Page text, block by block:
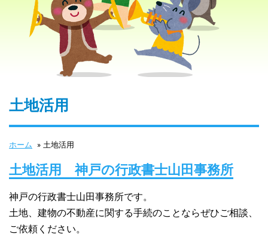
土地活用
ホーム » 土地活用
土地活用 神戸の行政書士山田事務所
神戸の行政書士山田事務所です。
土地、建物の不動産に関する手続のことならぜひご相談、
ご依頼ください。